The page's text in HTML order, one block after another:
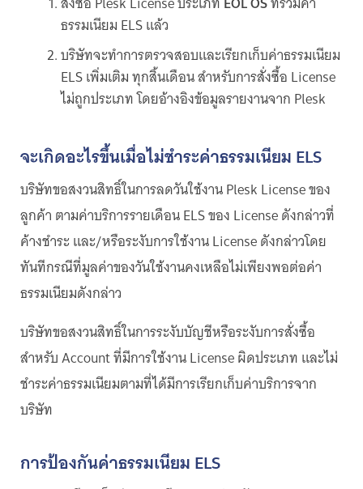
ธรรมเนียม ELS แล้ว
บริษัทจะทำการตรวจสอบและเรียกเก็บค่าธรรมเนียม
ELS เพิ่มเติม ทุกสิ้นเดือน สำหรับการสั่งซื้อ License
ไม่ถูกประเภท โดยอ้างอิงข้อมูลรายงานจาก Plesk
จะเกิดอะไรขึ้นเมื่อไม่ชำระค่าธรรมเนียม ELS
บริษัทขอสงวนสิทธิ์ในการลดวันใช้งาน Plesk License ของ
ลูกค้า ตามค่าบริการรายเดือน ELS ของ License ดังกล่าวที่
ค้างชำระ และ/หรือระงับการใช้งาน License ดังกล่าวโดย
ทันทีกรณีที่มูลค่าของวันใช้งานคงเหลือไม่เพียงพอต่อค่า
ธรรมเนียมดังกล่าว
บริษัทขอสงวนสิทธิ์ในการระงับบัญชีหรือระงับการสั่งซื้อ
สำหรับ Account ที่มีการใช้งาน License ผิดประเภท และไม่
ชำระค่าธรรมเนียมตามที่ได้มีการเรียกเก็บค่าบริการจาก
บริษัท
การป้องกันค่าธรรมเนียม ELS